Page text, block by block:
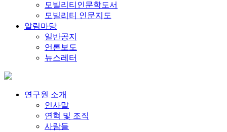
모빌리티인문학도서
모빌리티 인문지도
알림마당
일반공지
언론보도
뉴스레터
연구원 소개
인사말
연혁 및 조직
사람들